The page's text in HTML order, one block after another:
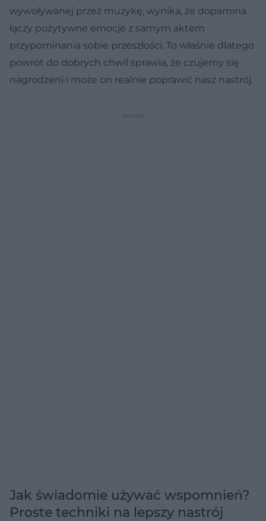
wywoływanej przez muzykę, wynika, że dopamina
łączy pozytywne emocje z samym aktem
przypominania sobie przeszłości. To właśnie dlatego
powrót do dobrych chwil sprawia, że czujemy się
nagrodzeni i może on realnie poprawić nasz nastrój.
Jak świadomie używać wspomnień?
Proste techniki na lepszy nastrój